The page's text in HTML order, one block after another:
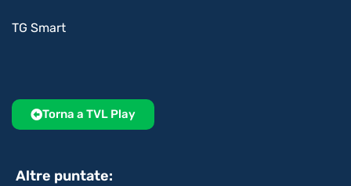
TG Smart
Torna a TVL Play
Altre puntate: